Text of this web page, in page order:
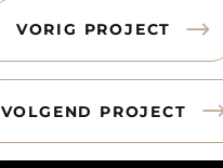
VORIG PROJECT
VOLGEND PROJECT